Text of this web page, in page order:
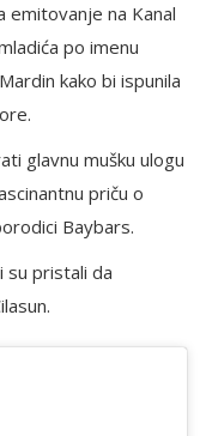
emitovanje na Kanal
po imenu
kako bi ispunila
glavnu mušku ulogu
priču o
Baybars.
su pristali da